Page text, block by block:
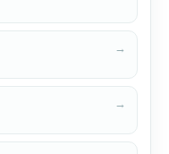
→
→